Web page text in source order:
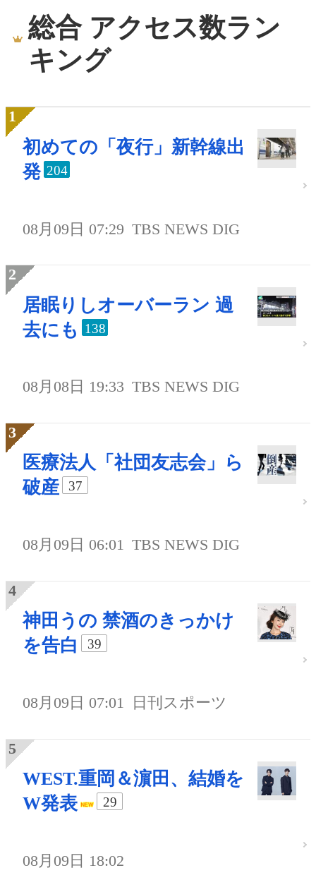
総合 アクセス数ラン
キング
初めての「夜行」新幹線出
発 204
08月09日 07:29 TBS NEWS DIG
居眠りしオーバーラン 過
去にも
138
08月08日 19:33 TBS NEWS DIG
医療法人「社団友志会」ら
破産
37
08月09日 06:01 TBS NEWS DIG
神田うの 禁酒のきっかけ
を告白
39
08月09日 07:01 日刊スポーツ
WEST.重岡＆濵田、結婚を
W発表
29
08月09日 18:02